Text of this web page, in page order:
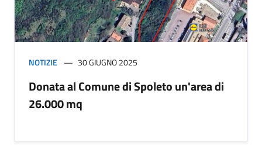
NOTIZIE 30 GIUGNO 2025
Donata al Comune di Spoleto un'area di
26.000 mq